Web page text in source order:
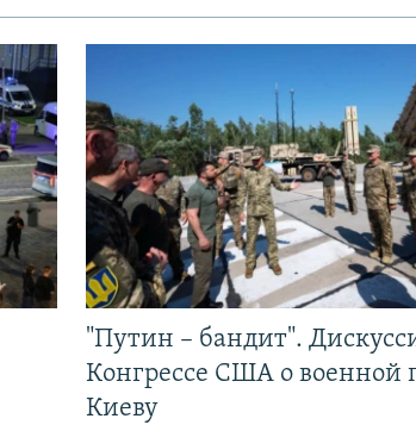
"Путин – бандит".
Конгрессе США о военной
Киеву